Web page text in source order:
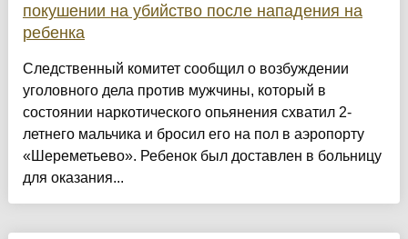
покушении на убийство после нападения на
ребенка
Следственный комитет сообщил о возбуждении
уголовного дела против мужчины, который в
состоянии наркотического опьянения схватил 2-
летнего мальчика и бросил его на пол в аэропорту
«Шереметьево». Ребенок был доставлен в больницу
для оказания...